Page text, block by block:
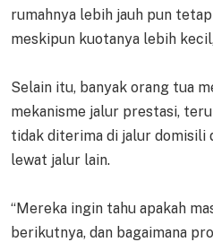
rumahnya lebih jauh pun
meskipun kuotanya lebih
Selain itu, banyak orang tua
mekanisme jalur prestasi,
tidak diterima di jalur domisili
lewat jalur lain.
“Mereka ingin tahu apakah
berikutnya, dan bagaimana